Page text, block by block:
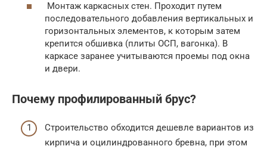
Монтаж каркасных стен. Проходит путем
последовательного добавления вертикальных и
горизонтальных элементов, к которым затем
крепится обшивка (плиты ОСП, вагонка). В
каркасе заранее учитываются проемы под окна
и двери.
Почему профилированный брус?
Строительство обходится дешевле вариантов из
кирпича и оцилиндрованного бревна, при этом